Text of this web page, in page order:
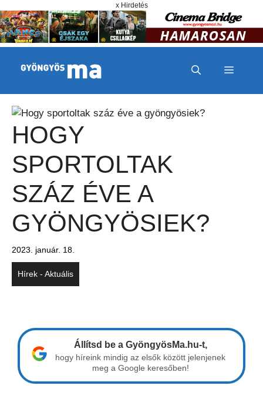
x Hirdetés
MENÜ
HOGY
SPORTOLTAK
SZÁZ ÉVE A
GYÖNGYÖSIEK?
2023. január. 18.
Hírek - Aktuális
Állítsd be a GyöngyösMa.hu-t,
hogy híreink mindig az elsők között jelenjenek
meg a Google keresőben!